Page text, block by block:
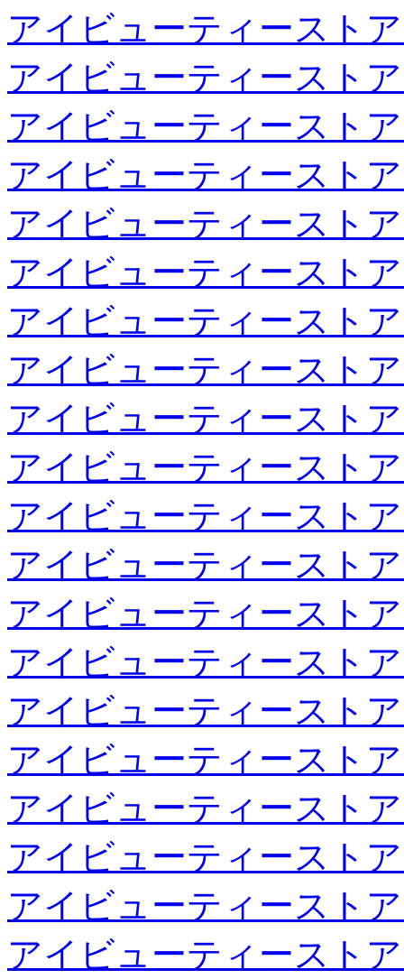
アイビューティースト
アイビューティースト
アイビューティースト
アイビューティースト
アイビューティースト
アイビューティースト
アイビューティースト
アイビューティースト
アイビューティースト
アイビューティースト
アイビューティースト
アイビューティースト
アイビューティースト
アイビューティースト
アイビューティースト
アイビューティースト
アイビューティースト
アイビューティースト
アイビューティースト
アイビューティースト